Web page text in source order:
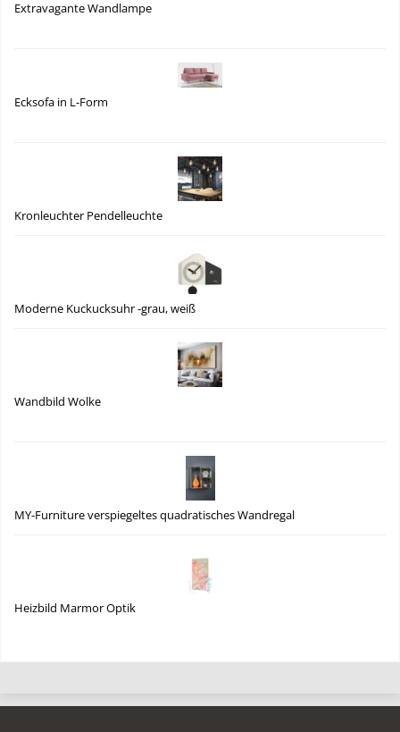
Extravagante Wandlampe
Ecksofa in L-Form
Kronleuchter Pendelleuchte
Moderne Kuckucksuhr -grau, weiß
Wandbild Wolke
MY-Furniture verspiegeltes quadratisches Wandregal
Heizbild Marmor Optik